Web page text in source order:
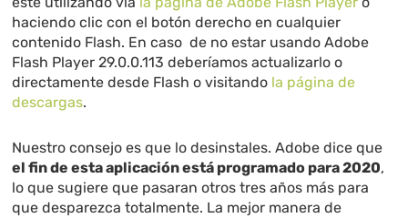
haciendo clic con el botón derecho en cualquier
contenido Flash. En caso de no estar usando Adobe
Flash Player 29.0.0.113 deberíamos actualizarlo o
directamente desde Flash o visitando la página de
descargas.
Nuestro consejo es que lo desinstales. Adobe dice que
el fin de esta aplicación está programado para 2020,
lo que sugiere que pasaran otros tres años más para
que desparezca totalmente. La mejor manera de